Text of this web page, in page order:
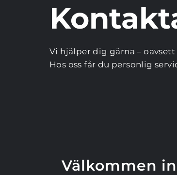
Vi hjälper dig gärna –
Hos oss får du personlig
Välkommen